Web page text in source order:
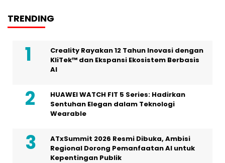
TRENDING
Creality Rayakan 12 Tahun Inovasi dengan
KliTek™ dan Ekspansi Ekosistem Berbasis
AI
HUAWEI WATCH FIT 5 Series: Hadirkan
Sentuhan Elegan dalam Teknologi
Wearable
ATxSummit 2026 Resmi Dibuka, Ambisi
Regional Dorong Pemanfaatan AI untuk
Kepentingan Publik